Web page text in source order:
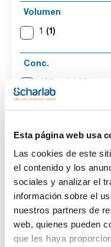
Esta página web usa
Las cookies de este
el contenido y los
sociales y analizar el
información sobre el
nuestros partners de
web, quienes pueden
que les haya
Volumen
1 (1)
Conc.
100 ug/ml (1)
[7786-34-7] (1)
Disolvente
Acetonitrile 1
CAS
[7786-34-7]